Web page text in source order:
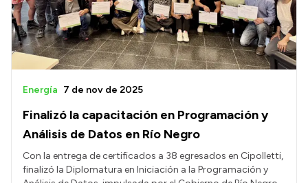
Finalizó la capacitación en Programación y
Análisis de Datos en Río Negro
Energía 7 de nov de 2025
Con la entrega de certificados a 38 egresados en Cipolletti,
finalizó la Diplomatura en Iniciación a la Programación y